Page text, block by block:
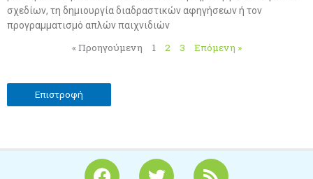
σχεδίων, τη δημιουργία διαδραστικών αφηγήσεων ή τον
προγραμματισμό απλών παιχνιδιών
« Προηγούμενη 1 2 3 Επόμενη »
Επιστροφή
F
T
R